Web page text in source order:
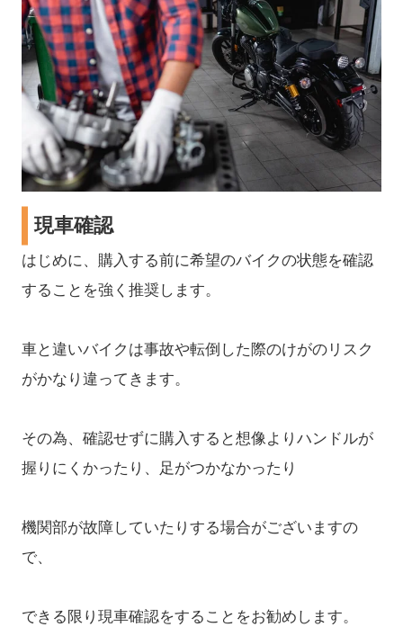
現車確認
はじめに、購入する前に希望のバイクの状態を確認
することを強く推奨します。
車と違いバイクは事故や転倒した際のけがのリスク
がかなり違ってきます。
その為、確認せずに購入すると想像よりハンドルが
握りにくかったり、足がつかなかったり
機関部が故障していたりする場合がございますの
で、
できる限り現車確認をすることをお勧めします。